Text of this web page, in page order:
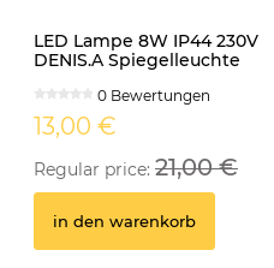
LED Lampe 8W IP44 230V
DENIS.A Spiegelleuchte
0 Bewertungen
13,00 €
Regular price: 21,00 €
in den warenkorb